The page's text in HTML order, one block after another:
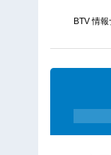
BTV 情